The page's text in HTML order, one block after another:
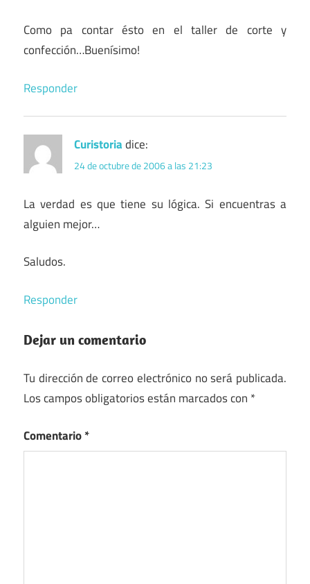
Como pa contar ésto en el taller de corte y
confección…Buenísimo!
Responder
Curistoriadice:
24 de octubre de 2006 a las 21:23
La verdad es que tiene su lógica. Si encuentras a
alguien mejor…
Saludos.
Responder
Dejar un comentario
Tu dirección de correo electrónico no será publicada.
Los campos obligatorios están marcados con *
Comentario*